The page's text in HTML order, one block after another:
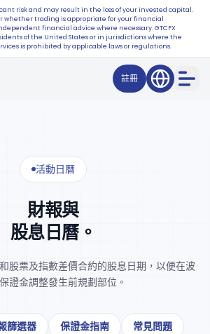
risk and may result in the loss of your invested capital.
whether trading is appropriate for your financial
financial advice where necessary. GTCFX
of the United States or in jurisdictions where the
is prohibited by applicable laws or regulations.
註冊
活動日曆
財報與
股息日曆。
股票及指數差價合約的股息日期，以便在波
證金調整發生前規劃部位。
篩選器 保證金指南 常見問題